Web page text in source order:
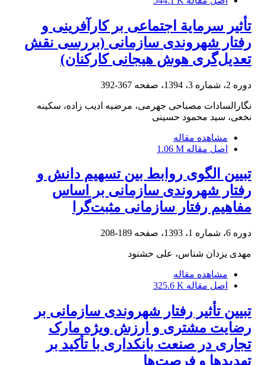
تأثیر سرمایة اجتماعی بر کارآفرینی و
رفتار شهروندی سازمانی (بررسی نقش
تعدیل‌گری هوش هیجانی کارکنان)
دوره 2، شماره 3، 1394، صفحه 367-392
نگارالسادات مصباحی جهرمی، مرضیه ادیب زاده، سکینه
نخعی، سید محمود حسینی
مشاهده مقاله
اصل مقاله 1.06 M
تبیین الگوی روابط بین تسهیم دانش و
رفتار شهروندی سازمانی بر اساس
مفاهیم رفتار سازمانی مثبت‌‏گرا
دوره 6، شماره 1، 1393، صفحه 189-208
مهدی یزدان شناس، علی خشنود
مشاهده مقاله
اصل مقاله 325.6 K
تبیین تأثیر رفتار شهروندی سازمانی بر
رضایت مشتری و ارزش ویژه مارک
تجاری در صنعت بانکداری با تأکید بر
تهدیدها و فرصت‌ها